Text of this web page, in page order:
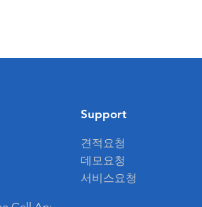
Support
견적요청
데모요청
​서비스요청